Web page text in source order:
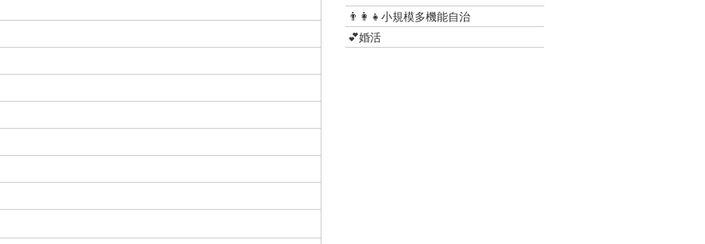
👨‍👩‍👧小規模多機能自治
💕婚活